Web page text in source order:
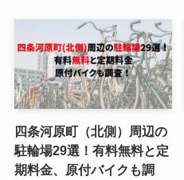
四条河原町（北側）周辺の
駐輪場29選！有料無料と定
期料金、原付バイクも調